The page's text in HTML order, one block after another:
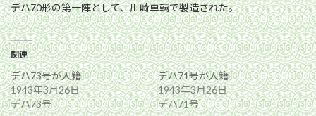
デハ70形の第一陣として、川崎車輛で製造された。
関連
デハ73号が入籍
1943年3月26日
デハ73号
デハ71号が入籍
1943年3月26日
デハ71号